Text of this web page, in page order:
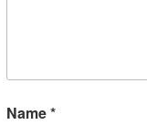
Name*